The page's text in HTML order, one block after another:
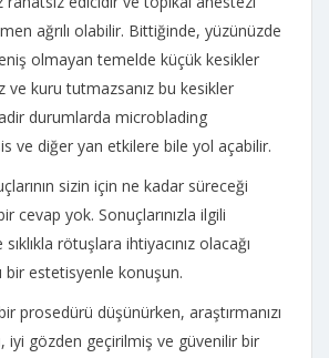
ağrılı olabilir. Bittiğinde, yüzünüzde
olmayan temelde küçük kesikler
ve kuru tutmazsanız bu kesikler
durumlarda microblading
ve diğer yan etkilere bile yol açabilir.
sizin için ne kadar süreceği
cevap yok. Sonuçlarınızla ilgili
rötuşlara ihtiyacınız olacağı
bir estetisyenle konuşun.
prosedürü düşünürken, araştırmanızı
iyi gözden geçirilmiş ve güvenilir bir